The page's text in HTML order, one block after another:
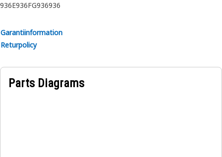
936E936FG936936
Garantiinformation
Returpolicy
Parts Diagrams